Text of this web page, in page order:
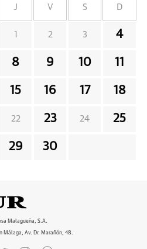
J V S D
1 2 3 4
8 9 10 11
15 16 17 18
22 23 24 25
29 30
Malagueña, S.A.
Málaga, Av. Dr. Marañón, 48.